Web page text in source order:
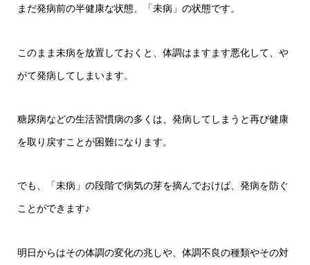
まだ発病前の半健康な状態、「未病」の状態です。
このまま未病を放置しておくと、体調はますます悪化して、や
がて発病してしまいます。
糖尿病などの生活習慣病の多くは、発病してしまうと再び健康
を取り戻すことが困難になります。
でも、「未病」の段階で病気の芽を摘んでおけば、発病を防ぐ
ことができます♪
明日からはその体調の変化の兆しや、体調不良の種類やその対